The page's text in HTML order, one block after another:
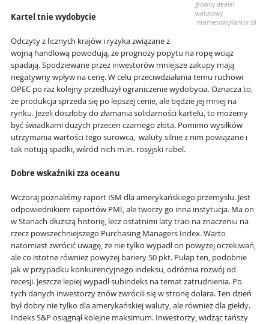
główny dealer
walutowy
InternetowyKantor.pl
Kartel tnie wydobycie
Odczyty z licznych krajów i ryzyka związane z
wojną handlową powodują, że prognozy popytu na ropę wciąż
spadają. Spodziewane przez inwestorów mniejsze zakupy mają
negatywny wpływ na cenę. W celu przeciwdziałania temu ruchowi
OPEC po raz kolejny przedłużył ograniczenie wydobycia. Oznacza to,
że produkcja sprzeda się po lepszej cenie, ale będzie jej mniej na
rynku. Jeżeli doszłoby do złamania solidarności kartelu, to możemy
być świadkami dużych przecen czarnego złota. Pomimo wysiłków
utrzymania wartości tego surowca, waluty silnie z nim powiązane i
tak notują spadki, wśród nich m.in. rosyjski rubel.
Dobre wskaźniki zza oceanu
Wczoraj poznaliśmy raport ISM dla amerykańskiego przemysłu. Jest
odpowiednikiem raportów PMI, ale tworzy go inna instytucja. Ma on
w Stanach dłuższą historię, lecz ostatnimi laty traci na znaczeniu na
rzecz powszechniejszego Purchasing Managers Index. Warto
natomiast zwrócić uwagę, że nie tylko wypadł on powyżej oczekiwań,
ale co istotne również powyżej bariery 50 pkt. Pułap ten, podobnie
jak w przypadku konkurencyjnego indeksu, odróżnia rozwój od
recesji. Jeszcze lepiej wypadł subindeks na temat zatrudnienia. Po
tych danych inwestorzy znów zwrócili się w stronę dolara. Ten dzień
był dobry nie tylko dla amerykańskiej waluty, ale również dla giełdy.
Indeks S&P osiągnął kolejne maksimum. Inwestorzy, widząc tańszy